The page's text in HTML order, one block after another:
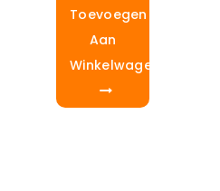
Toevoegen
Aan
Winkelwagen